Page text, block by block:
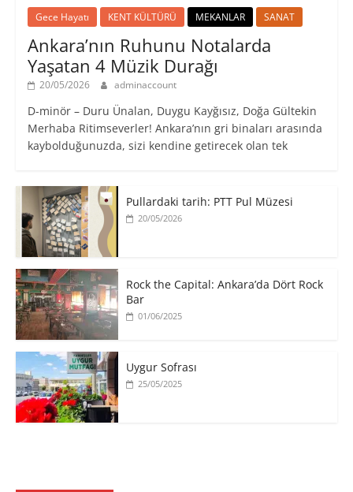
Gece Hayatı KENT KÜLTÜRÜ MEKANLAR SANAT
Ankara’nın Ruhunu Notalarda
Yaşatan 4 Müzik Durağı
20/05/2026 adminaccount
D-minör – Duru Ünalan, Duygu Kayğısız, Doğa Gültekin
Merhaba Ritimseverler! Ankara’nın gri binaları arasında
kaybolduğunuzda, sizi kendine getirecek olan tek
Pullardaki tarih: PTT Pul Müzesi
20/05/2026
Rock the Capital: Ankara’da Dört Rock
Bar
01/06/2025
Uygur Sofrası
25/05/2025